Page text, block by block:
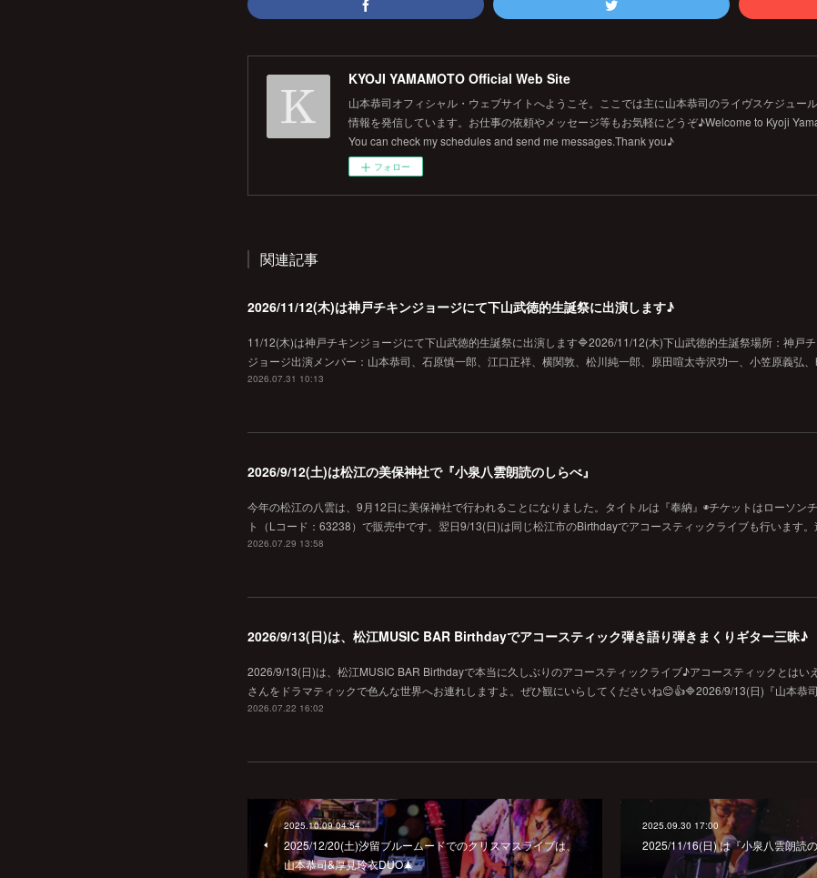
KYOJI YAMAMOTO Official Web Site
山本恭司オフィシャル・ウェブサイトへようこそ。ここでは主に山本恭司のライヴスケジュー
情報を発信しています。お仕事の依頼やメッセージ等もお気軽にどうぞ♪Welcome to Kyoji
You can check my schedules and send me messages.Thank you♪
フォロー
関連記事
2026/11/12(木)は神戸チキンジョージにて下山武徳的生誕祭に出演します♪
11/12(木)は神戸チキンジョージにて下山武徳的生誕祭に出演します🔷2026/11/12(木)下山武徳的生誕祭場所：神戸
ジョージ出演メンバー：山本恭司、石原慎一郎、江口正祥、横関敦、松川純一郎、原田喧太寺沢功一、小笠原義弘
2026.07.31 10:13
2026/9/12(土)は松江の美保神社で『小泉八雲朗読のしらべ』
今年の松江の八雲は、9月12日に美保神社で行われることになりました。タイトルは『奉納』◉チケットはローソン
ト（Lコード：63238）で販売中です。翌日9/13(日)は同じ松江市のBirthdayでアコースティックライブも行います
2026.07.29 13:58
2026/9/13(日)は、松江MUSIC BAR Birthdayでアコースティック弾き語り弾きまくりギター三昧♪
2026/9/13(日)は、松江MUSIC BAR Birthdayで本当に久しぶりのアコースティックライブ♪アコースティックとはい
さんをドラマティックで色んな世界へお連れしますよ。ぜひ観にいらしてくださいね😊👍🔷2026/9/13(日)『山本恭
2026.07.22 16:02
2025.10.09 04:54
2025/12/20(土)汐留ブルームードでのクリスマスライブは、
山本恭司&厚見玲衣DUO🎄
2025.09.30 17:00
2025/11/16(日) は『小泉八雲朗読